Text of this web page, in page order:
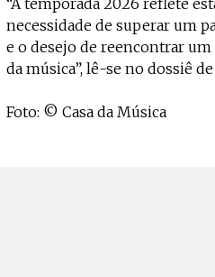
necessidade de superar um
e o desejo de reencontrar
da música”, lê-se no dossiê
Foto: © Casa da Música